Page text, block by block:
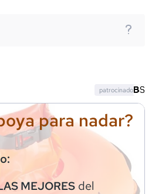
para nadar?
MEJORES del
patrocinado